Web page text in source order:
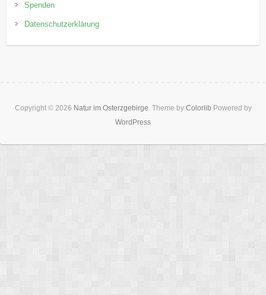
Spenden
Datenschutzerklärung
Copyright © 2026 Natur im Osterzgebirge. Theme by Colorlib Powered by
WordPress